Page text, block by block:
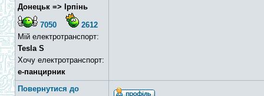
Донецьк => Ірпінь
7050
2612
Мій електротранспорт:
Tesla S
Хочу електротранспорт:
е-панцирник
Повернутися до